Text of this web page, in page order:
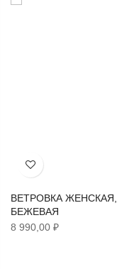
Хочу!
ВЕТРОВКА ЖЕНСКАЯ,
БЕЖЕВАЯ
8 990,00 ₽